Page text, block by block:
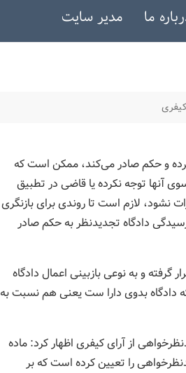
ما مدیر سایت
و حکم صادر می‌کند، ممکن است که
آنها توجه نکرده یا قاضی در تطبیق
نشود، لازم است تا روندی برای بازنگری
دادگاه تجدیدنظر به حکم صادر
و به نوعی بازبینی اعمال دادگاه
دادگاه بدوی دارا ست یعنی هم نسبت به
از آرای کیفری اظهار کرد: ماده
سال 1392، در 4 بند، جهات تجدیدنظرخواهی را تعیین کرده است که بر